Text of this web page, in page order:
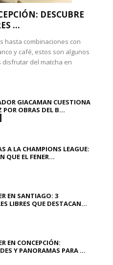
DESCUBRE
...
hasta combinaciones con
y café, estos son algunos
del matcha en
GIACAMAN CUESTIONA
POR OBRAS DEL B...
A LA CHAMPIONS LEAGUE:
QUE EL FENER...
EN SANTIAGO: 3
LIBRES QUE DESTACAN...
EN CONCEPCIÓN:
Y PANORAMAS PARA ...